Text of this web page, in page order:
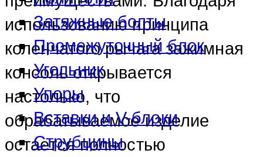
Затяжные болты
Промежуточный блок
Угольник
Упоры
Вставки и V-блоки
Струбцины
использованию принципа
коленчатого рычага зажимная
консоль открывается
настолько, что
обрабатываемое изделие
остается полностью